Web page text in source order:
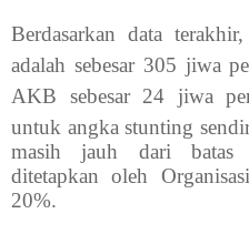
Berdasarkan data
adalah sebesar 305 jiwa
AKB sebesar 24 jiwa
untuk angka stunting
masih jauh dari batas
ditetapkan oleh
20%.